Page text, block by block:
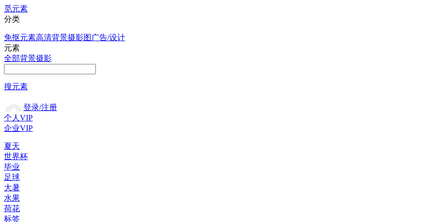
觅元素
分类
免抠元素高清背景摄影图 广告/设计
元素
全部背景摄影
搜元素
登录/注册
个人VIP
企业VIP
夏天
世界杯
毕业
足球
大暑
水果
荷花
标签